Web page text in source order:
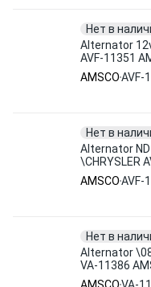
Нет в
Alternator
AVF-11351
AMSCOAVF-
Нет в
Alternator
\CHRYSLER
AMSCOAVF-
Нет в
Alternator
VA-11386